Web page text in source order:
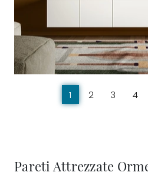
1 2 3 4
Pareti Attrezzate